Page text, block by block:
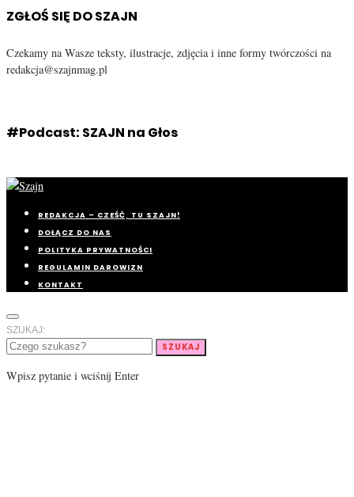
ZGŁOŚ SIĘ DO SZAJN
Czekamy na Wasze teksty, ilustracje, zdjęcia i inne formy twórczości na
redakcja@szajnmag.pl
#Podcast: SZAJN na Głos
REDAKCJA – CZEŚĆ, TU SZAJN!
DOŁĄCZ DO NAS
POLITYKA PRYWATNOŚCI
REGULAMIN DAROWIZN
KONTAKT
SZUKAJ:
SZUKAJ
Wpisz pytanie i wciśnij Enter